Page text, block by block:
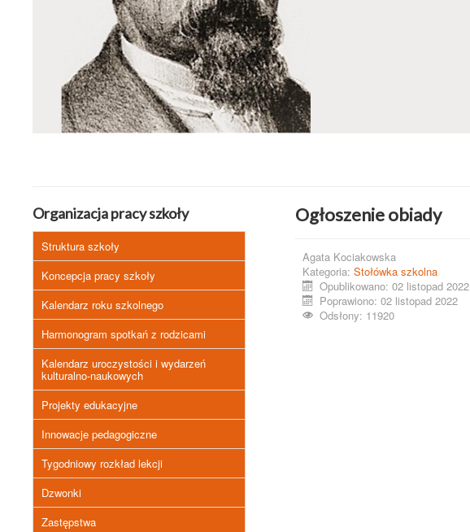
Organizacja pracy szkoły
Struktura szkoły
Koncepcja pracy szkoły
Kalendarz roku szkolnego
Harmonogram spotkań z rodzicami
Kalendarz uroczystości i wydarzeń
kulturalno-naukowych
Projekty edukacyjne
Innowacje pedagogiczne
Tygodniowy rozkład lekcji
Dzwonki
Zastępstwa
Ogłoszenie obiady
Agata Kociakowska
Kategoria: Stołówka szkolna
Opublikowano: 02 listopad 2022
Poprawiono: 02 listopad 2022
Odsłony: 11920